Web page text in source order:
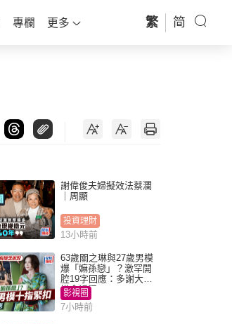
專欄 更多 繁 简
謝偉俊夫婦擬效法蔡瀾
｜周顯
投資理財
13小時前
63歲關之琳與27歲男模
爆「嫲孫戀」？激罕開
腔19字回應：多謝大家
掛念近況
影視圈
7小時前